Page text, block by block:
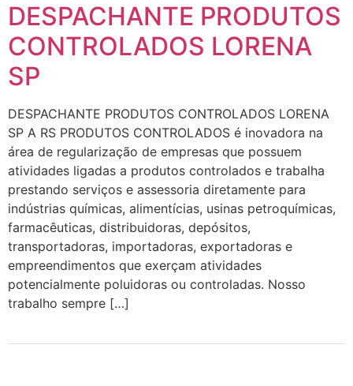
DESPACHANTE PRODUTOS
CONTROLADOS LORENA
SP
DESPACHANTE PRODUTOS CONTROLADOS LORENA
SP A RS PRODUTOS CONTROLADOS é inovadora na
área de regularização de empresas que possuem
atividades ligadas a produtos controlados e trabalha
prestando serviços e assessoria diretamente para
indústrias químicas, alimentícias, usinas petroquímicas,
farmacêuticas, distribuidoras, depósitos,
transportadoras, importadoras, exportadoras e
empreendimentos que exerçam atividades
potencialmente poluidoras ou controladas. Nosso
trabalho sempre […]